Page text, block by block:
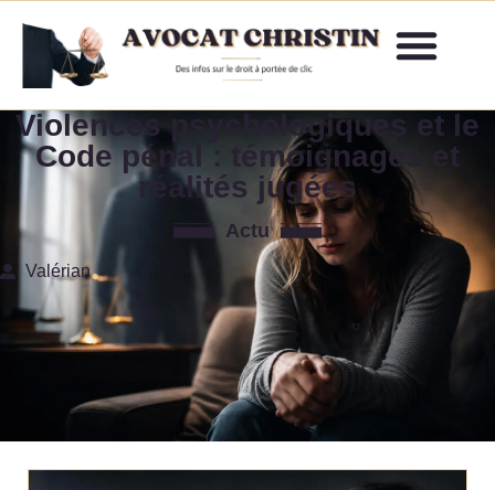
Violences psychologiques et le
Code pénal : témoignages et
réalités jugées
Actu
Valérian